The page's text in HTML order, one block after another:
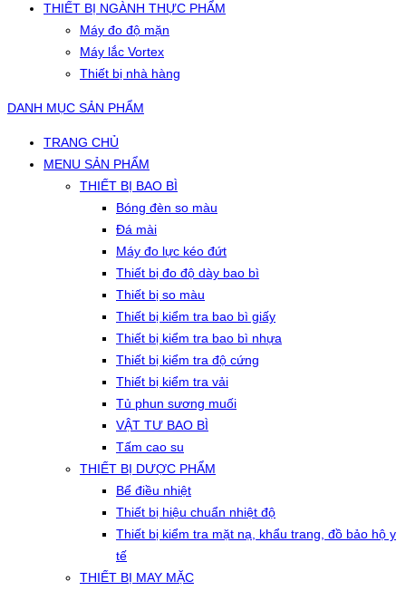
THIẾT BỊ NGÀNH THỰC PHẨM
Máy đo độ mặn
Máy lắc Vortex
Thiết bị nhà hàng
DANH MỤC SẢN PHẨM
TRANG CHỦ
MENU SẢN PHẨM
THIẾT BỊ BAO BÌ
Bóng đèn so màu
Đá mài
Máy đo lực kéo đứt
Thiết bị đo độ dày bao bì
Thiết bị so màu
Thiết bị kiểm tra bao bì giấy
Thiết bị kiểm tra bao bì nhựa
Thiết bị kiểm tra độ cứng
Thiết bị kiểm tra vải
Tủ phun sương muối
VẬT TƯ BAO BÌ
Tấm cao su
THIẾT BỊ DƯỢC PHẨM
Bể điều nhiệt
Thiết bị hiệu chuẩn nhiệt độ
Thiết bị kiểm tra mặt nạ, khẩu trang, đồ bảo hộ y
tế
THIẾT BỊ MAY MẶC